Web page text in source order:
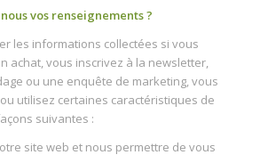
vos renseignements ?
les informations collectées si vous
achat, vous inscrivez à la newsletter,
ou une enquête de marketing, vous
utilisez certaines caractéristiques de
suivantes :
site web et nous permettre de vous